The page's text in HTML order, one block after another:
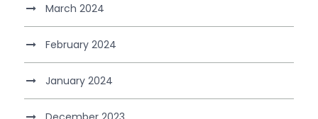
March 2024
February 2024
January 2024